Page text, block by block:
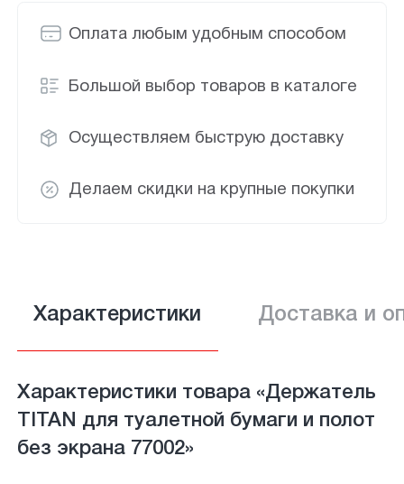
Оплата любым удобным способом
Большой выбор товаров в каталоге
Осуществляем быструю доставку
Делаем скидки на крупные покупки
Характеристики Доставка и
Характеристики товара «Держатель
TITAN для туалетной бумаги и полот
без экрана 77002»